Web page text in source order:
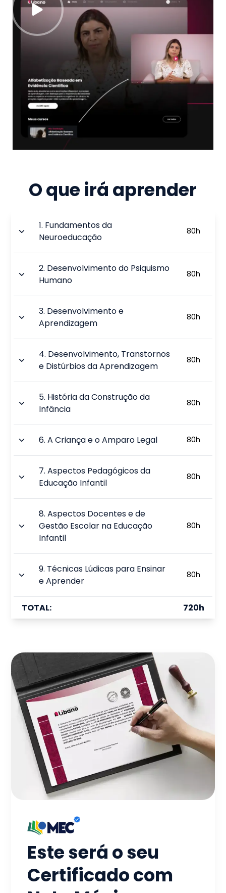
O que irá aprender
1. Fundamentos da
Neuroeducação
80h
2. Desenvolvimento do Psiquismo
Humano
80h
3. Desenvolvimento e
Aprendizagem
80h
4. Desenvolvimento, Transtornos
e Distúrbios da Aprendizagem
80h
5. História da Construção da
Infância
80h
6.A Criança e o Amparo Legal 80h
7.Aspectos Pedagógicos da
Educação Infantil
80h
8.Aspectos Docentes e de
Gestão Escolar na Educação
Infantil
80h
9. Técnicas Lúdicas para Ensinar
e Aprender
80h
TOTAL: 720h
Este será o seu
Certificado com